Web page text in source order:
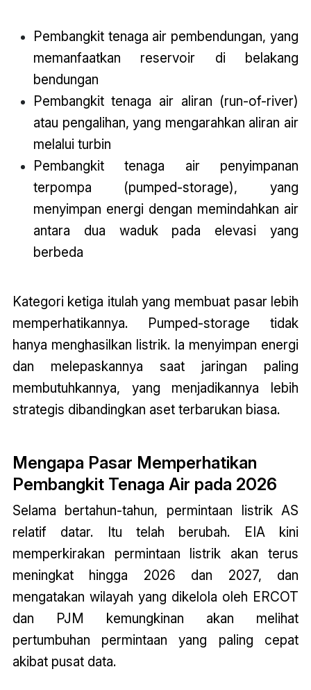
Pembangkit tenaga air pembendungan, yang
memanfaatkan reservoir di belakang
bendungan
Pembangkit tenaga air aliran (run-of-river)
atau pengalihan, yang mengarahkan aliran air
melalui turbin
Pembangkit tenaga air penyimpanan
terpompa (pumped-storage), yang
menyimpan energi dengan memindahkan air
antara dua waduk pada elevasi yang
berbeda
Kategori ketiga itulah yang membuat pasar lebih
memperhatikannya. Pumped-storage tidak
hanya menghasilkan listrik. Ia menyimpan energi
dan melepaskannya saat jaringan paling
membutuhkannya, yang menjadikannya lebih
strategis dibandingkan aset terbarukan biasa.
Mengapa Pasar Memperhatikan
Pembangkit Tenaga Air pada 2026
Selama bertahun-tahun, permintaan listrik AS
relatif datar. Itu telah berubah. EIA kini
memperkirakan permintaan listrik akan terus
meningkat hingga 2026 dan 2027, dan
mengatakan wilayah yang dikelola oleh ERCOT
dan PJM kemungkinan akan melihat
pertumbuhan permintaan yang paling cepat
akibat pusat data.